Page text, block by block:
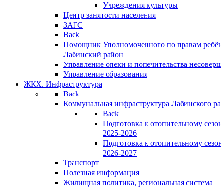
Учреждения культуры
Центр занятости населения
ЗАГС
Back
Помощник Уполномоченного по правам
Лабинский район
Управление опеки и попечительства
Управление образования
ЖКХ. Инфраструктура
Back
Коммунальная инфраструктура Лабинского
Back
Подготовка к отопительному
2025-2026
Подготовка к отопительному
2026-2027
Транспорт
Полезная информация
Жилищная политика, региональная система